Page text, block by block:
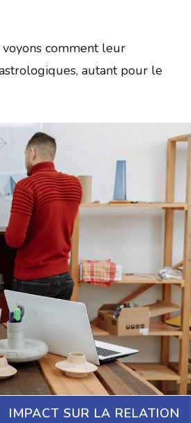
comment leur
autant pour le
IMPACT SUR LA RELATION